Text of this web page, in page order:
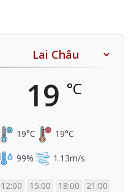
19 °C
19°C 19°C
99% 1.13m/s
12:00 15:00 18:00 21:00